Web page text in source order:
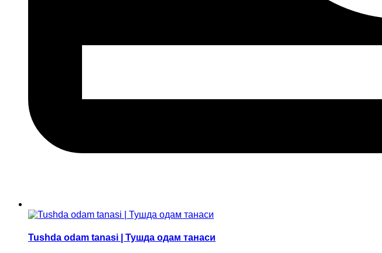
Tushda odam tanasi | Тушда одам танаси